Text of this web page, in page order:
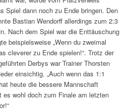
Spiel dann noch zu Ende bringen. Den
Bastian Wendorff allerdings zum 2:3
Nach dem Spiel war die Enttäuschung
beispielsweise „Wenn du zweimal
cleverer zu Ende spielen!“. Trotz der
Derbys war Trainer Thorsten
einsichtig. „Auch wenn das 1:1
heute die bessere Mannschaft
es wohl doch zum Finale am letzten